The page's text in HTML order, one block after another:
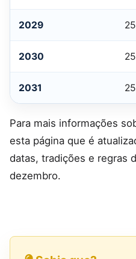
2029
2030
2031
Para mais informações
esta página que é
datas, tradições e regras
dezembro.